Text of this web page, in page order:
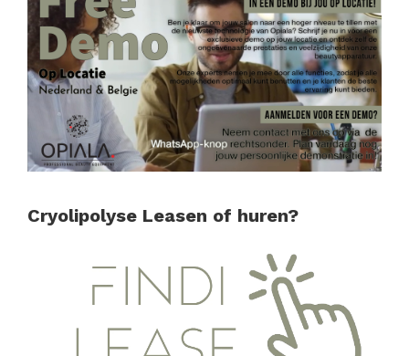
Cryolipolyse Leasen of huren?